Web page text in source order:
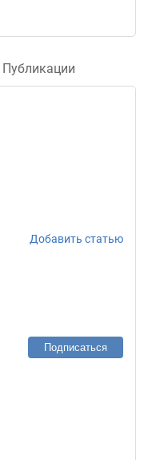
Публикации
Добавить статью
Подписаться